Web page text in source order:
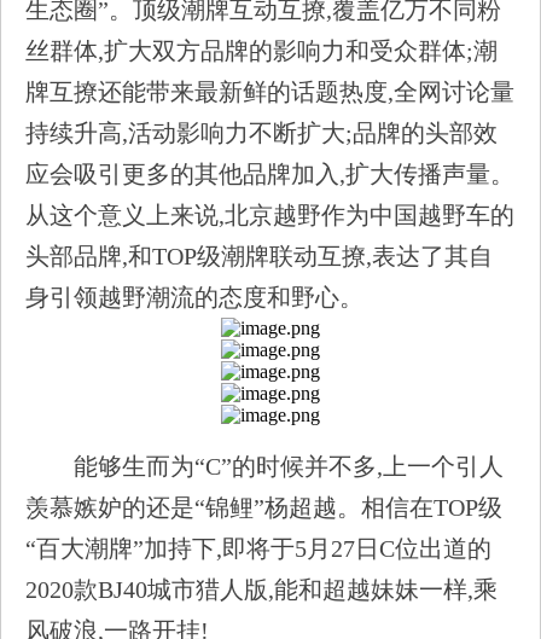
生态圈”。顶级潮牌互动互撩,覆盖亿万不同粉
丝群体,扩大双方品牌的影响力和受众群体;潮
牌互撩还能带来最新鲜的话题热度,全网讨论量
持续升高,活动影响力不断扩大;品牌的头部效
应会吸引更多的其他品牌加入,扩大传播声量。
从这个意义上来说,北京越野作为中国越野车的
头部品牌,和TOP级潮牌联动互撩,表达了其自
身引领越野潮流的态度和野心。
能够生而为“C”的时候并不多,上一个引人
羡慕嫉妒的还是“锦鲤”杨超越。相信在TOP级
“百大潮牌”加持下,即将于5月27日C位出道的
2020款BJ40城市猎人版,能和超越妹妹一样,乘
风破浪,一路开挂!